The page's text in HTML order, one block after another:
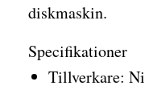
diskmaskin.
Specifikationer
Tillverkare: